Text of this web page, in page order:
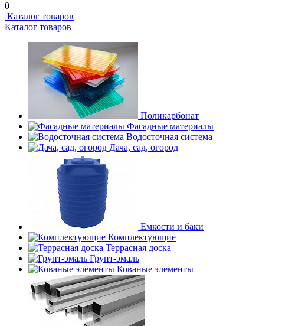
0
Каталог товаров
Каталог товаров
Поликарбонат
Фасадные материалы
Водосточная система
Дача, сад, огород
Емкости и баки
Комплектующие
Террасная доска
Грунт-эмаль
Кованые элементы